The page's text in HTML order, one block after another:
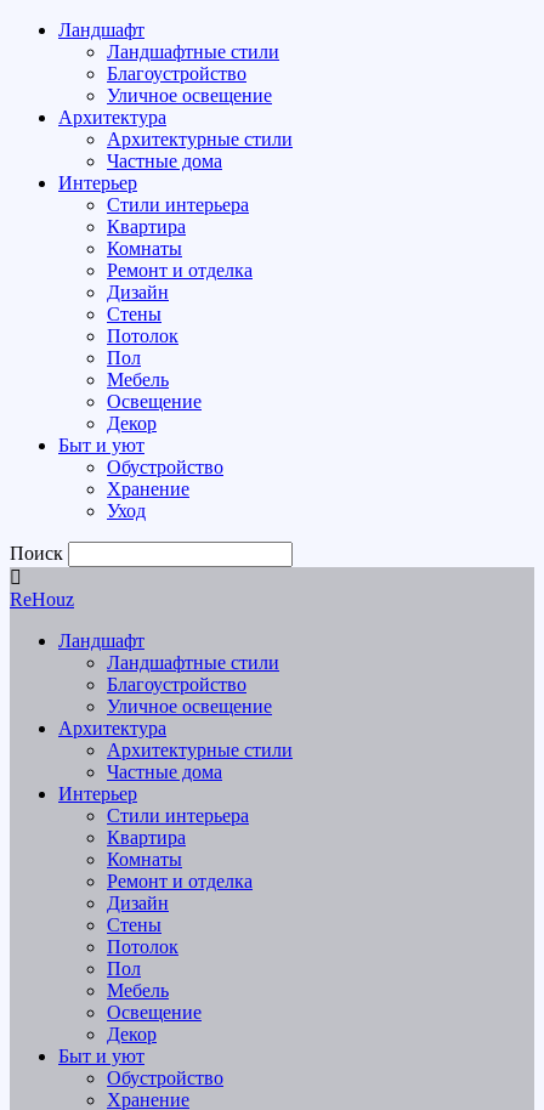
Ландшафт
Ландшафтные стили
Благоустройство
Уличное освещение
Архитектура
Архитектурные стили
Частные дома
Интерьер
Стили интерьера
Квартира
Комнаты
Ремонт и отделка
Дизайн
Стены
Потолок
Пол
Мебель
Освещение
Декор
Быт и уют
Обустройство
Хранение
Уход
Поиск
ReHouz
Ландшафт
Ландшафтные стили
Благоустройство
Уличное освещение
Архитектура
Архитектурные стили
Частные дома
Интерьер
Стили интерьера
Квартира
Комнаты
Ремонт и отделка
Дизайн
Стены
Потолок
Пол
Мебель
Освещение
Декор
Быт и уют
Обустройство
Хранение